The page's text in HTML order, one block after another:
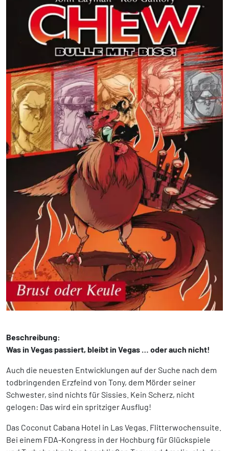
Beschreibung:
Was in Vegas passiert, bleibt in Vegas … oder auch nicht!
Auch die neuesten Entwicklungen auf der Suche nach dem
todbringenden Erzfeind von Tony, dem Mörder seiner
Schwester, sind nichts für Sissies. Kein Scherz, nicht
gelogen: Das wird ein spritziger Ausflug!
Das Coconut Cabana Hotel in Las Vegas. Flitterwochensuite.
Bei einem FDA-Kongress in der Hochburg für Glückspiele